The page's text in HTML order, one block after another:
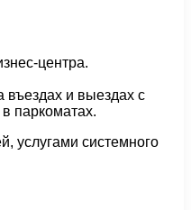
центра.
въездах и выездах с
паркоматах.
услугами системного